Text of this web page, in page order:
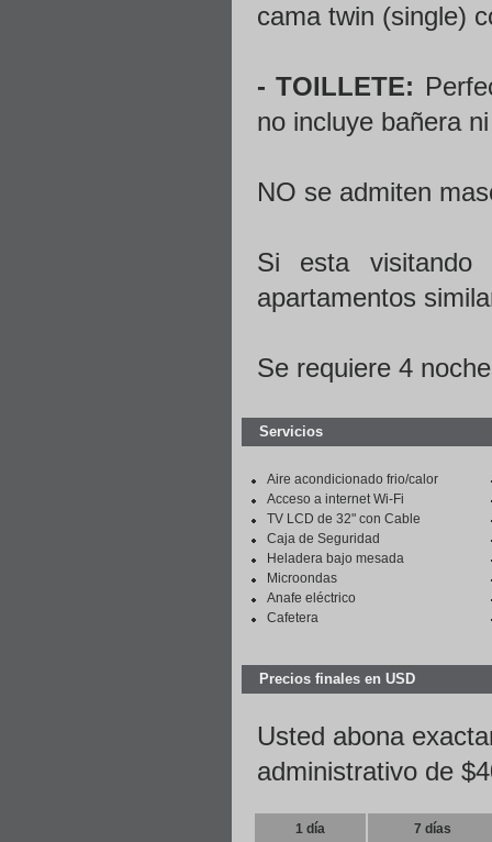
cama twin (single)
- TOILLETE:
no incluye bañera
NO se admiten
Si esta visitando
apartamentos
Se requiere 4
Servicios
Aire acondicionado frio/calor
Acceso a internet Wi-Fi
TV LCD de 32" con Cable
Caja de Seguridad
Heladera bajo mesada
Microondas
Anafe eléctrico
Cafetera
Precios finales en USD
Usted abona
administrativo de
1 día 7 días